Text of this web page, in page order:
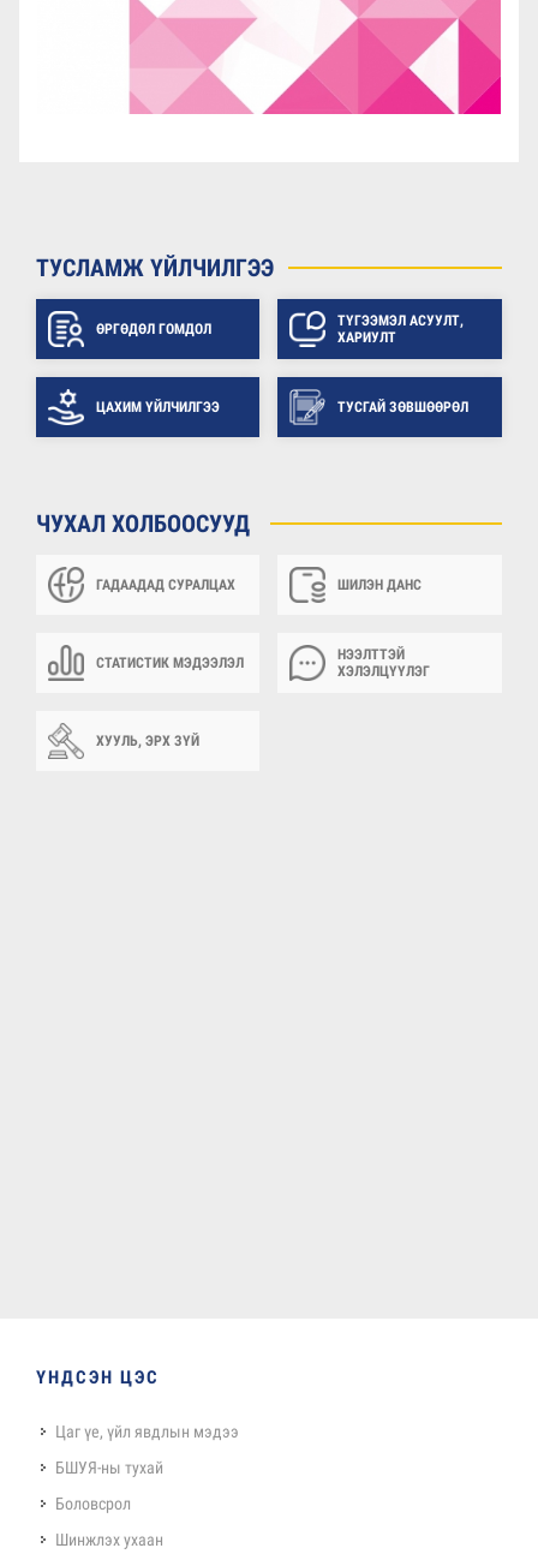
ТУСЛАМЖ ҮЙЛЧИЛГЭЭ
ӨРГӨДӨЛ ГОМДОЛ
ТҮГЭЭМЭЛ АСУУЛТ,
ХАРИУЛТ
ЦАХИМ ҮЙЛЧИЛГЭЭ ТУСГАЙ ЗӨВШӨӨРӨЛ
ЧУХАЛ ХОЛБООСУУД
ГАДААДАД СУРАЛЦАХ ШИЛЭН ДАНС
СТАТИСТИК МЭДЭЭЛЭЛ
НЭЭЛТТЭЙ
ХЭЛЭЛЦҮҮЛЭГ
ХУУЛЬ, ЭРХ ЗҮЙ
ҮНДСЭН ЦЭС
Цаг үе, үйл явдлын мэдээ
БШУЯ-ны тухай
Боловсрол
Шинжлэх ухаан